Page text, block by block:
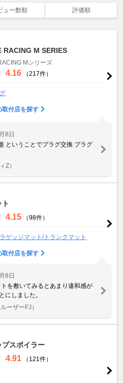
ュー数順 評価順
RACING M SERIES
Mシリーズ
4.16 （217件）
取付店を探す
8日
ということでプラグ交換 プラグ
Z）
4.15 （98件）
ラゲッジマット/トランクマット
取付店を探す
8日
を敷いてみるとあまり違和感が
にしました。
ーザーFJ）
プスポイラー
4.91 （121件）